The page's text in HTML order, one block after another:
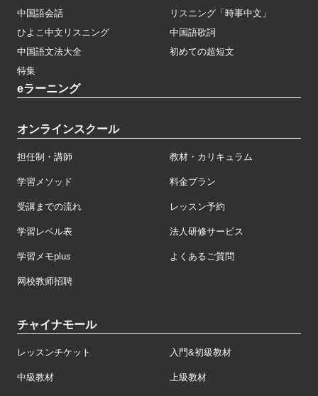
中国語会話
リスニング「時事中文」
ひよこ中文リスニング
中国語歌詞
中国語文法大全
初めての超短文
特集
eラーニング
オンラインスクール
担任制・講師 教材・カリキュラム
学習メソッド 料金プラン
受講までの流れ レッスン予約
学習レベル表 法人研修サービス
学習メモplus よくあるご質問
网校教师招聘
チャイナモール
レッスンチケット 入門&初級教材
中級教材 上級教材